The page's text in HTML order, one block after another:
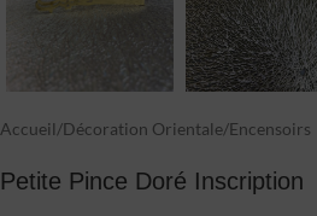
Accueil/Décoration Orientale/Encensoirs
Petite Pince Doré Inscription